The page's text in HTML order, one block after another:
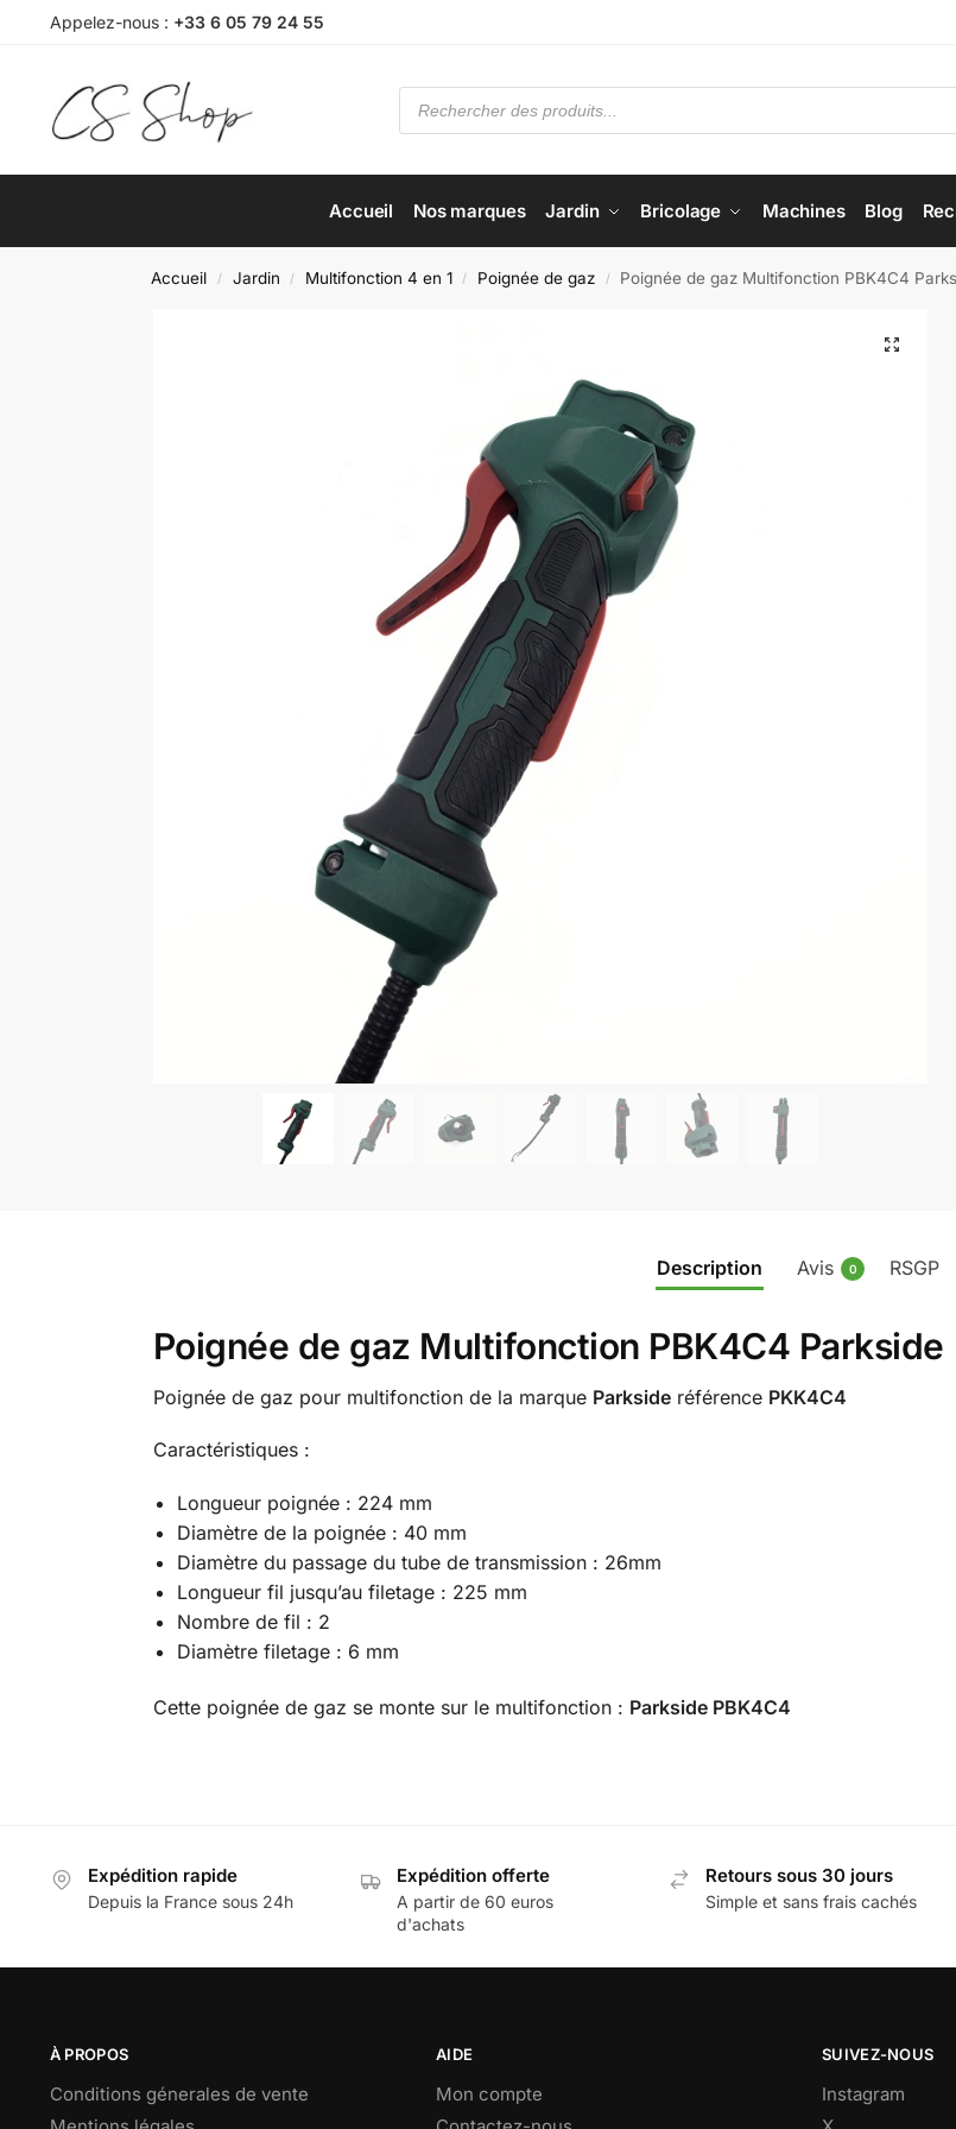
Appelez-nous : +33 6 05 79 24 55
Accueil Nos marques Jardin Bricolage Machines Blog
Accueil / Jardin / Multifonction 4 en 1 / Poignée de gaz / Poignée de gaz Multifonction PBK4C4
Description Avis 0 RSGP
Poignée de gaz Multifonction PBK4C4 Parkside
Poignée de gaz pour multifonction de la marque Parksideréférence PKK4C4
Caractéristiques :
Longueur poignée : 224 mm
Diamètre de la poignée : 40 mm
Diamètre du passage du tube de transmission : 26mm
Longueur fil jusqu’au filetage : 225 mm
Nombre de fil : 2
Diamètre filetage : 6 mm
Cette poignée de gaz se monte sur le multifonction : Parkside PBK4C4
Expédition rapide
Depuis la France sous 24h
Expédition offerte
A partir de 60 euros
d'achats
Retours sous 30 jours
Simple et sans frais cachés
À PROPOS
Conditions génerales de vente
AIDE
Mon compte
SUIVEZ-NOUS
Instagram